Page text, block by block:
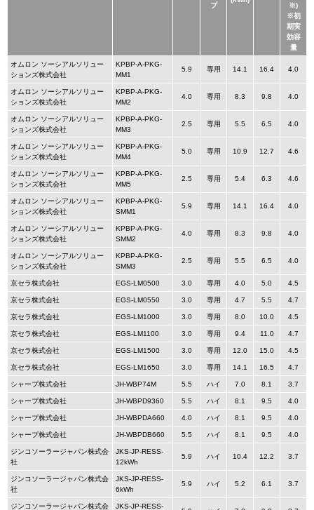
プ
※)
※初
期実
効容
量
オムロン ソーシアルソリュー
ションズ株式会社
KPBP-A-PKG-
MM1
5.9 専用 14.1 16.4 4.0
オムロン ソーシアルソリュー
ションズ株式会社
KPBP-A-PKG-
MM2
4.0 専用 8.3 9.8 4.0
オムロン ソーシアルソリュー
ションズ株式会社
KPBP-A-PKG-
MM3
2.5 専用 5.5 6.5 4.0
オムロン ソーシアルソリュー
ションズ株式会社
KPBP-A-PKG-
MM4
5.0 専用 10.9 12.7 4.6
オムロン ソーシアルソリュー
ションズ株式会社
KPBP-A-PKG-
MM5
2.5 専用 5.4 6.3 4.6
オムロン ソーシアルソリュー
ションズ株式会社
KPBP-A-PKG-
SMM1
5.9 専用 14.1 16.4 4.0
オムロン ソーシアルソリュー
ションズ株式会社
KPBP-A-PKG-
SMM2
4.0 専用 8.3 9.8 4.0
オムロン ソーシアルソリュー
ションズ株式会社
KPBP-A-PKG-
SMM3
2.5 専用 5.5 6.5 4.0
京セラ株式会社 EGS-LM0500 3.0 専用 4.0 5.0 4.5
京セラ株式会社 EGS-LM0550 3.0 専用 4.7 5.5 4.7
京セラ株式会社 EGS-LM1000 3.0 専用 8.0 10.0 4.5
京セラ株式会社 EGS-LM1100 3.0 専用 9.4 11.0 4.7
京セラ株式会社 EGS-LM1500 3.0 専用 12.0 15.0 4.5
京セラ株式会社 EGS-LM1650 3.0 専用 14.1 16.5 4.7
シャープ株式会社 JH-WBP74M 5.5 ハイ 7.0 8.1 3.7
シャープ株式会社 JH-WBPD9360 5.5 ハイ 8.1 9.5 4.0
シャープ株式会社 JH-WBPDA660 4.0 ハイ 8.1 9.5 4.0
シャープ株式会社 JH-WBPDB660 5.5 ハイ 8.1 9.5 4.0
ジンコソーラージャパン株式会
社
JKS-JP-RESS-
12kWh
5.9 ハイ 10.4 12.2 3.7
ジンコソーラージャパン株式会
社
JKS-JP-RESS-
6kWh
5.9 ハイ 5.2 6.1 3.7
ジンコソーラージャパン株式会
JKS-JP-RESS-